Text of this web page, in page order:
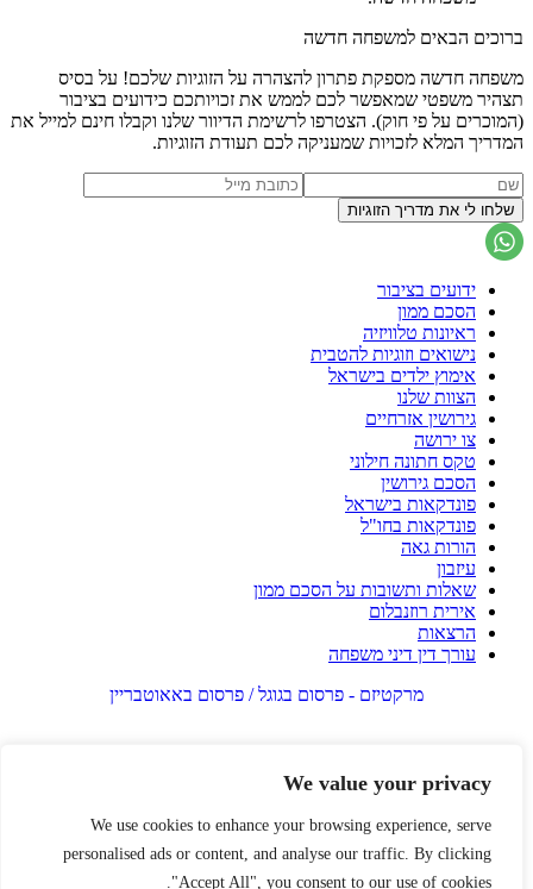
We value your privacy
We use cookies to enhance your browsing experience, serve
personalised ads or content, and analyse our traffic. By clicking
"Accept All", you consent to our use of cookies.
ברוכים הבאים למשפחה חדשה
משפחה חדשה מספקת פתרון להצהרה על הזוגיות שלכם! על בסיס
תצהיר משפטי שמאפשר לכם לממש את זכויותכם כידועים בציבור
(המוכרים על פי חוק). הצטרפו לרשימת הדיוור שלנו וקבלו חינם למייל את
המדריך המלא לזכויות שמעניקה לכם תעודת הזוגיות.
ידועים בציבור
הסכם ממון
ראיונות טלוויזיה
נישואים וזוגיות להטבית
אימוץ ילדים בישראל
הצוות שלנו
גירושין אזרחיים
צו ירושה
טקס חתונה חילוני
הסכם גירושין
פונדקאות בישראל
פונדקאות בחו"ל
הורות גאה
עיזבון
שאלות ותשובות על הסכם ממון
אירית רוזנבלום
הרצאות
עורך דין דיני משפחה
מרקטיזם - פרסום בגוגל / פרסום באאוטבריין